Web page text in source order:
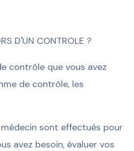
D'UN CONTROLE ?
contrôle que vous avez
de contrôle, les
sont effectués pour
avez besoin, évaluer vos